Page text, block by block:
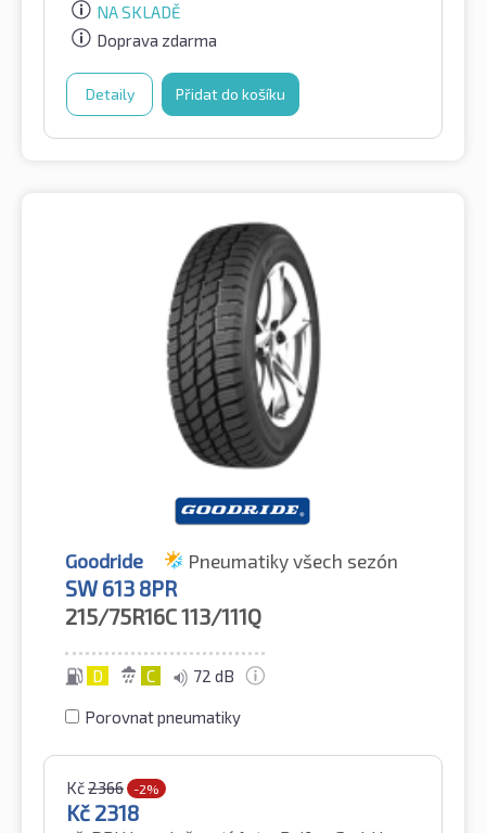
NA SKLADĚ
Doprava zdarma
Detaily Přidat do košíku
Goodride Pneumatiky všech sezón
SW 613 8PR
215/75R16C113/111Q
D C 72 dB
Porovnat pneumatiky
Kč2366 -2%
Kč 2318